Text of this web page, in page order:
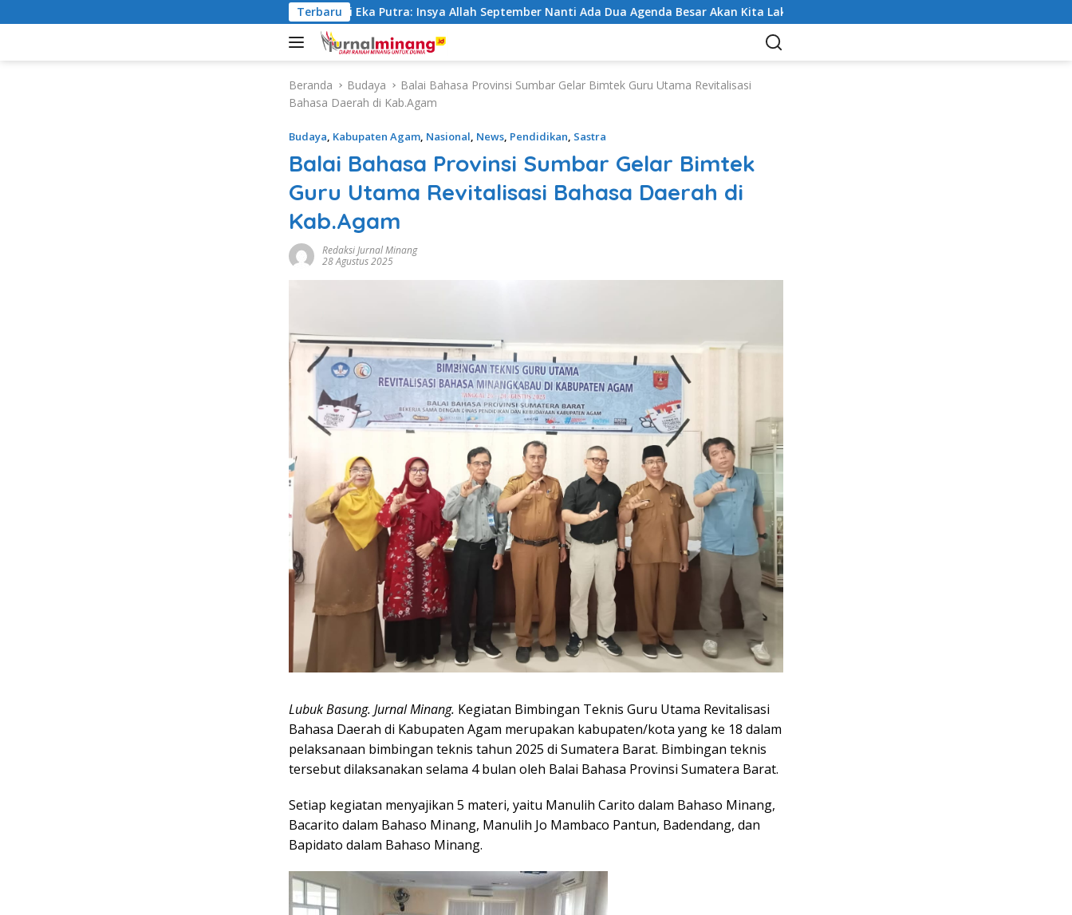
a
Terbaru
Bupati Eka Putra: Insya Allah September Nanti Ada Dua Agenda Besar Akan Kita Laksanakan
Beranda Budaya
Balai Bahasa Provinsi Sumbar Gelar Bimtek Guru Utama Revitalisasi
Bahasa Daerah di Kab.Agam
Budaya, Kabupaten Agam, Nasional, News, Pendidikan, Sastra
Balai Bahasa Provinsi Sumbar Gelar Bimtek
Guru Utama Revitalisasi Bahasa Daerah di
Kab.Agam
Redaksi Jurnal Minang
28 Agustus 2025
Lubuk Basung. Jurnal Minang. Kegiatan Bimbingan Teknis Guru Utama Revitalisasi
Bahasa Daerah di Kabupaten Agam merupakan kabupaten/kota yang ke 18 dalam
pelaksanaan bimbingan teknis tahun 2025 di Sumatera Barat. Bimbingan teknis
tersebut dilaksanakan selama 4 bulan oleh Balai Bahasa Provinsi Sumatera Barat.
Setiap kegiatan menyajikan 5 materi, yaitu Manulih Carito dalam Bahaso Minang,
Bacarito dalam Bahaso Minang, Manulih Jo Mambaco Pantun, Badendang, dan
Bapidato dalam Bahaso Minang.